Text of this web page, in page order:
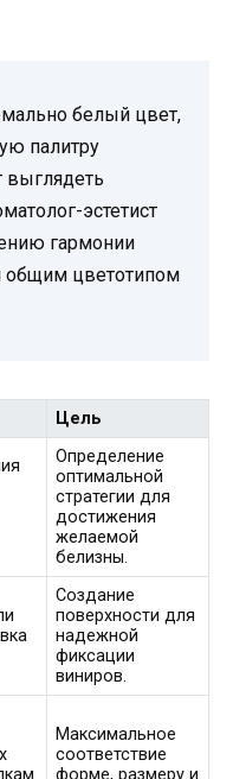
белый цвет,
палитру
выглядеть
эстетист
гармонии
общим цветотипом
Цель
Определение
оптимальной
стратегии для
достижения
желаемой
белизны.
Создание
поверхности для
надежной
фиксации
виниров.
Максимальное
соответствие